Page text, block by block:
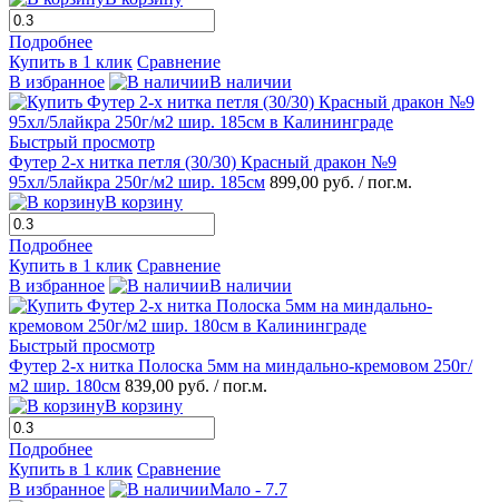
Подробнее
Купить в 1 клик Сравнение
В избранное
В наличии
Быстрый просмотр
Футер 2-х нитка петля (30/30) Красный дракон №9
95хл/5лайкра 250г/м2 шир. 185см 899,00 руб. / пог.м.
В корзину
Подробнее
Купить в 1 клик Сравнение
В избранное
В наличии
Быстрый просмотр
Футер 2-х нитка Полоска 5мм на миндально-кремовом 250г/
м2 шир. 180см 839,00 руб. / пог.м.
В корзину
Подробнее
Купить в 1 клик Сравнение
В избранное
Мало - 7.7